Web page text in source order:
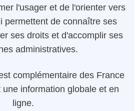
l'usager et de l'orienter vers
permettent de connaître ses
ses droits et d'accomplir ses
administratives.
complémentaire des France
information globale et en
ligne.